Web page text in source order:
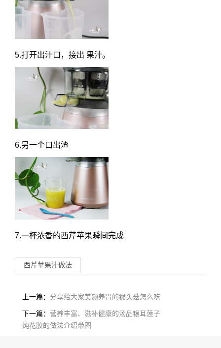
5.打开出汁口，接出 果汁。
6.另一个口出渣
7.一杯浓香的西芹苹果瞬间完成
西芹苹果汁做法
上一篇： 分享给大家美颜养胃的猴头菇怎么吃
下一篇： 营养丰富、滋补健康的汤品银耳莲子
炖花胶的做法介绍带图